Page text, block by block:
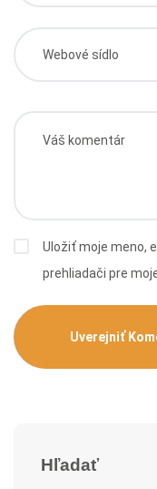
Uložiť moje meno,
prehliadači pre
Hľadať